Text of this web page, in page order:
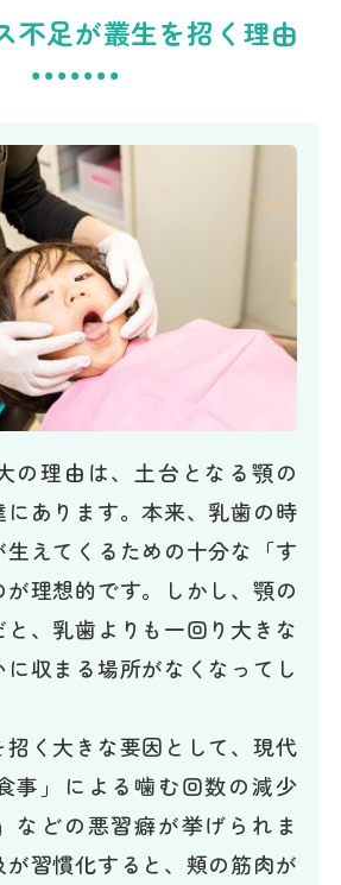
不足が叢生を招く理由
の理由は、土台となる顎の
にあります。本来、乳歯の時
えてくるための十分な「す
が理想的です。しかし、顎の
、乳歯よりも一回り大きな
収まる場所がなくなってし
招く大きな要因として、現代
事」による噛む回数の減少
などの悪習癖が挙げられま
習慣化すると、頬の筋肉が